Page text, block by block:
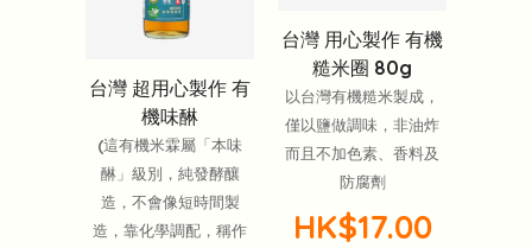
台灣 超用心製作 有
機味醂
(這有機米霖屬「本味
醂」級別，純發酵釀
造，不會像短時間製
造，靠化學調配，稱作
台灣 用心製作 有機
糙米圈 80g
以台灣有機糙米製成，
僅以鹽做調味，非油炸
而且不加色素、香料及
防腐劑
HK$17.00